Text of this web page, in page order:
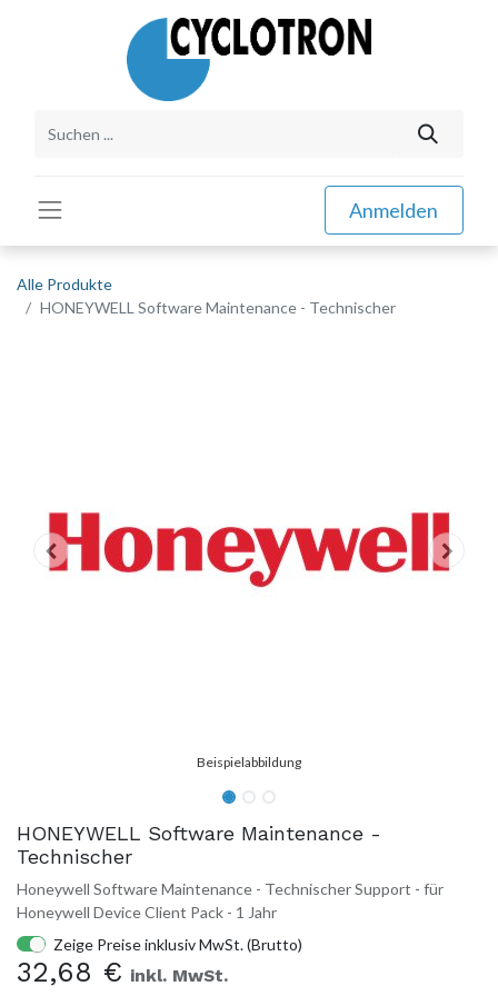
Anmelden
Alle Produkte
HONEYWELL Software Maintenance - Technischer
HONEYWELL Software Maintenance -
Technischer
Honeywell Software Maintenance - Technischer Support - für
Honeywell Device Client Pack - 1 Jahr
Zeige Preise inklusiv MwSt. (Brutto)
32,68 € inkl. MwSt.